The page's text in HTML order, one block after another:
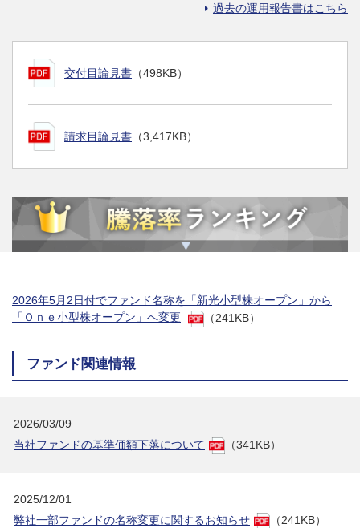
過去の運用報告書はこちら
交付目論見書 （498KB）
請求目論見書 （3,417KB）
2026年5月2日付でファンド名称を「新光小型株オープン」から
「Ｏｎｅ小型株オープン」へ変更
（241KB）
ファンド関連情報
2026/03/09
当社ファンドの基準価額下落について
（341KB）
2025/12/01
弊社一部ファンドの名称変更に関するお知らせ
（241KB）